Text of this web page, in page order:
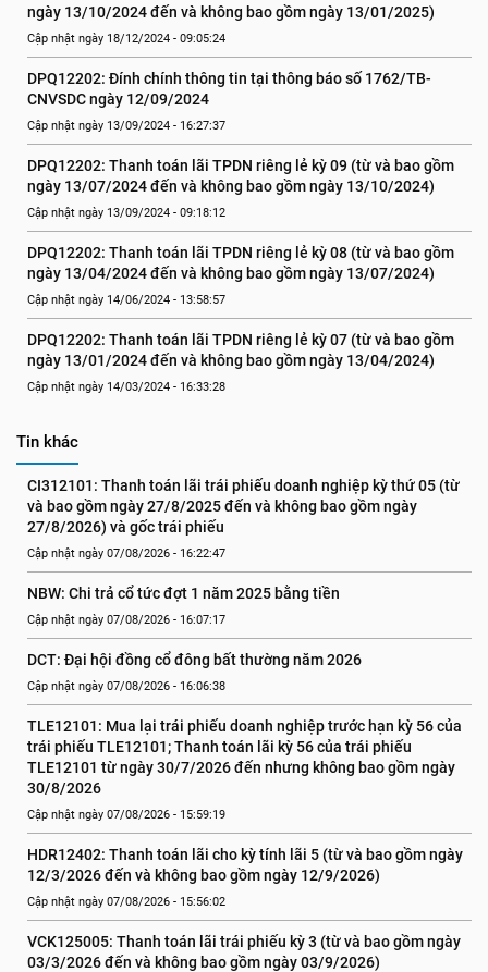
ngày 13/10/2024 đến và không bao gồm ngày 13/01/2025)
Cập nhật ngày 18/12/2024 - 09:05:24
DPQ12202: Đính chính thông tin tại thông báo số 1762/TB-
CNVSDC ngày 12/09/2024
Cập nhật ngày 13/09/2024 - 16:27:37
DPQ12202: Thanh toán lãi TPDN riêng lẻ kỳ 09 (từ và bao gồm
ngày 13/07/2024 đến và không bao gồm ngày 13/10/2024)
Cập nhật ngày 13/09/2024 - 09:18:12
DPQ12202: Thanh toán lãi TPDN riêng lẻ kỳ 08 (từ và bao gồm
ngày 13/04/2024 đến và không bao gồm ngày 13/07/2024)
Cập nhật ngày 14/06/2024 - 13:58:57
DPQ12202: Thanh toán lãi TPDN riêng lẻ kỳ 07 (từ và bao gồm
ngày 13/01/2024 đến và không bao gồm ngày 13/04/2024)
Cập nhật ngày 14/03/2024 - 16:33:28
Tin khác
CI312101: Thanh toán lãi trái phiếu doanh nghiệp kỳ thứ 05 (từ
và bao gồm ngày 27/8/2025 đến và không bao gồm ngày
27/8/2026) và gốc trái phiếu
Cập nhật ngày 07/08/2026 - 16:22:47
NBW: Chi trả cổ tức đợt 1 năm 2025 bằng tiền
Cập nhật ngày 07/08/2026 - 16:07:17
DCT: Đại hội đồng cổ đông bất thường năm 2026
Cập nhật ngày 07/08/2026 - 16:06:38
TLE12101: Mua lại trái phiếu doanh nghiệp trước hạn kỳ 56 của
trái phiếu TLE12101; Thanh toán lãi kỳ 56 của trái phiếu
TLE12101 từ ngày 30/7/2026 đến nhưng không bao gồm ngày
30/8/2026
Cập nhật ngày 07/08/2026 - 15:59:19
HDR12402: Thanh toán lãi cho kỳ tính lãi 5 (từ và bao gồm ngày
12/3/2026 đến và không bao gồm ngày 12/9/2026)
Cập nhật ngày 07/08/2026 - 15:56:02
VCK125005: Thanh toán lãi trái phiếu kỳ 3 (từ và bao gồm ngày
03/3/2026 đến và không bao gồm ngày 03/9/2026)